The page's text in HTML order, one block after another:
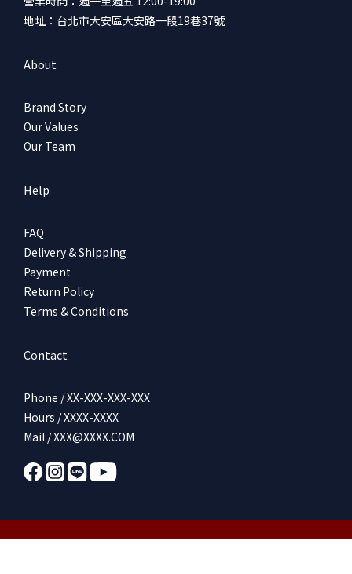
椒一起烹煮，濃郁清甜又帶點辛香微辣的湯頭，小火慢煮的過程食
材們好好地吸收了風味，整體很夠味。 〖策展人放大鏡〗鍋物計時
軟化，就代表鍋中其他食材也都達到剛好的熟度。柚子胡椒-漢字大
椒、鹽製作而成的調味品。 「柚子ゆず」在日文中指的是柑橘類的
水果，本身帶有獨特的清香，帶一點酸語清甜爽口。 「胡椒こしょ
う」則是九州當地辣椒的方言。料理土鍋-土鍋的材質通常是用陶土
放熱能，這能使食材更及均勻的受熱，更容易入味，很適合用來燉
地址：台北市大安區大安路一段19巷37號
About
Brand Story
Our Values
Our Team
Help
FAQ
Delivery & Shipping
Payment
Return Policy
Terms & Conditions
Contact
Phone / XX-XXX-XXX-XXX
Hours / XXXX-XXXX
Mail / XXX@XXXX.COM